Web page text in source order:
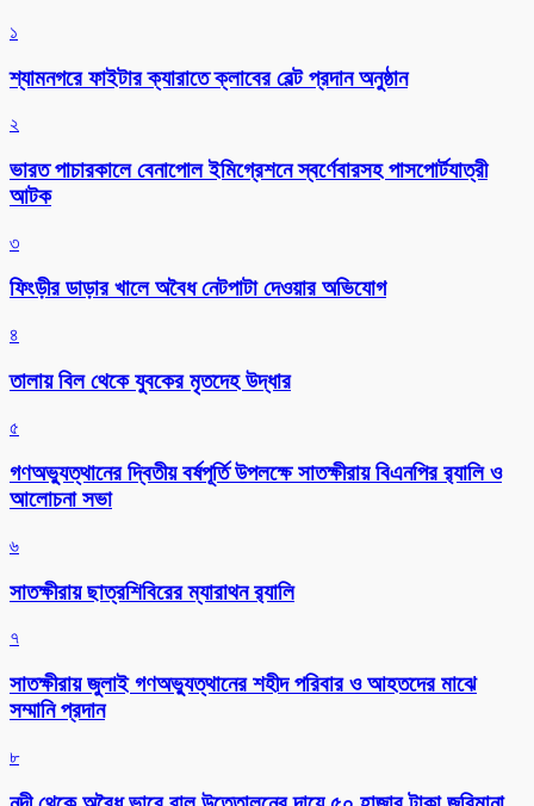
১
শ্যামনগরে ফাইটার ক্যারাতে ক্লাবের বেল্ট প্রদান অনুষ্ঠান
২
ভারত পাচারকালে বেনাপোল ইমিগ্রেশনে স্বর্ণেবারসহ পাসপোর্টযাত্রী
আটক
৩
ফিংড়ীর ডাড়ার খালে অবৈধ নেটপাটা দেওয়ার অভিযোগ
৪
তালায় বিল থেকে যুবকের মৃতদেহ উদ্ধার
৫
গণঅভ্যুত্থানের দ্বিতীয় বর্ষপূর্তি উপলক্ষে সাতক্ষীরায় বিএনপির র‌্যালি ও
আলোচনা সভা
৬
সাতক্ষীরায় ছাত্রশিবিরের ম্যারাথন র‌্যালি
৭
সাতক্ষীরায় জুলাই গণঅভ্যুত্থানের শহীদ পরিবার ও আহতদের মাঝে
সম্মানি প্রদান
৮